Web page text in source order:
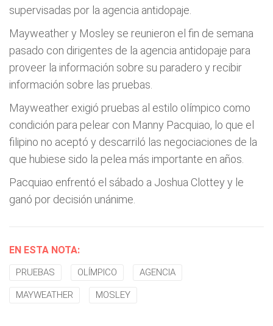
supervisadas por la agencia antidopaje.
Mayweather y Mosley se reunieron el fin de semana
pasado con dirigentes de la agencia antidopaje para
proveer la información sobre su paradero y recibir
información sobre las pruebas.
Mayweather exigió pruebas al estilo olímpico como
condición para pelear con Manny Pacquiao, lo que el
filipino no aceptó y descarriló las negociaciones de la
que hubiese sido la pelea más importante en años.
Pacquiao enfrentó el sábado a Joshua Clottey y le
ganó por decisión unánime.
EN ESTA NOTA:
PRUEBAS OLÍMPICO AGENCIA
MAYWEATHER MOSLEY